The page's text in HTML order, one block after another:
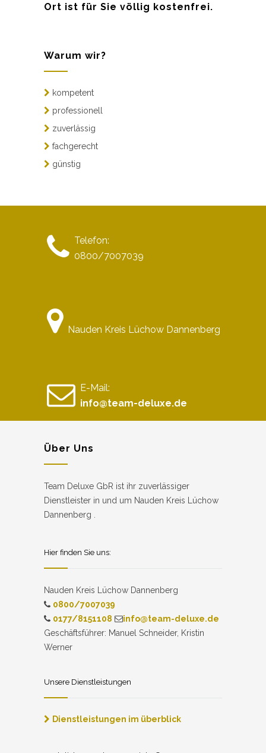
Ort ist für Sie völlig kostenfrei.
Warum wir?
kompetent
professionell
zuverlässig
fachgerecht
günstig
Telefon:
0800/7007039
Nauden Kreis Lüchow Dannenberg
E-Mail:
info@team-deluxe.de
Über Uns
Team Deluxe GbR ist ihr zuverlässiger
Dienstleister in und um Nauden Kreis Lüchow
Dannenberg .
Hier finden Sie uns:
Nauden Kreis Lüchow Dannenberg
0800/7007039
0177/8151108
info@team-deluxe.de
Geschäftsführer: Manuel Schneider, Kristin
Werner
Unsere Dienstleistungen
Dienstleistungen im überblick